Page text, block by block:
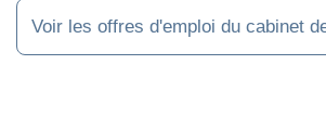
Voir les offres d'emploi du cabinet